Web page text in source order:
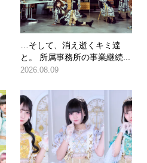
…そして、消え逝くキミ達
と。 所属事務所の事業継続...
2026.08.09